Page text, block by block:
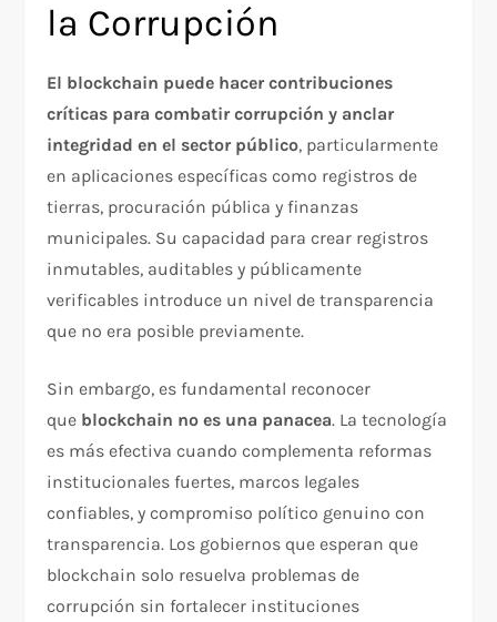
la Corrupción
El blockchain puede hacer contribuciones
críticas para combatir corrupción y anclar
integridad en el sector público, particularmente
en aplicaciones específicas como registros de
tierras, procuración pública y finanzas
municipales. Su capacidad para crear registros
inmutables, auditables y públicamente
verificables introduce un nivel de transparencia
que no era posible previamente.​
Sin embargo, es fundamental reconocer
que blockchain no es una panacea. La tecnología
es más efectiva cuando complementa reformas
institucionales fuertes, marcos legales
confiables, y compromiso político genuino con
transparencia. Los gobiernos que esperan que
blockchain solo resuelva problemas de
corrupción sin fortalecer instituciones